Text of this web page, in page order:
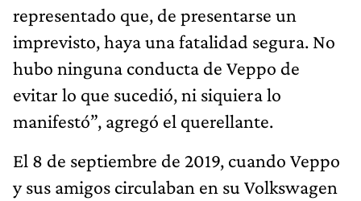
representado que, de presentarse un
imprevisto, haya una fatalidad segura. No
hubo ninguna conducta de Veppo de
evitar lo que sucedió, ni siquiera lo
manifestó”, agregó el querellante.
El 8 de septiembre de 2019, cuando Veppo
y sus amigos circulaban en su Volkswagen